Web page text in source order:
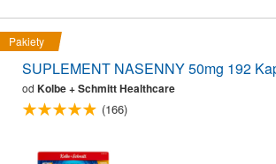
Pakiety
SUPLEMENT NASENNY 50mg 192
od Kolbe + Schmitt Healthcare
(166)